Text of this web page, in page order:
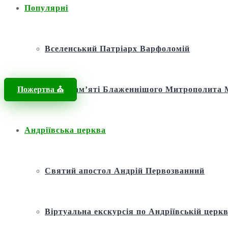
Популярні
Вселенський Патріарх Варфоломій
Фонд пам’яті Блаженнішого
Андріївська церква
Святий апостол Андрій Первозванний
Віртуальна екскурсія по Андріївській
Пожертва ⛪️